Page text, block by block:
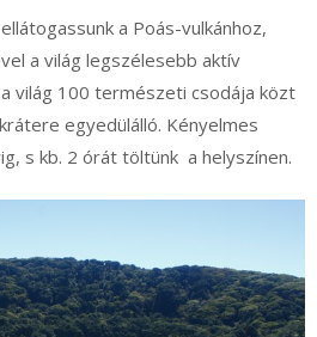
a Poás-vulkánhoz,
a világ legszélesebb aktív
a világ 100 természeti csodája közt
egyedülálló. Kényelmes
s kb. 2 órát töltünk a helyszínen.